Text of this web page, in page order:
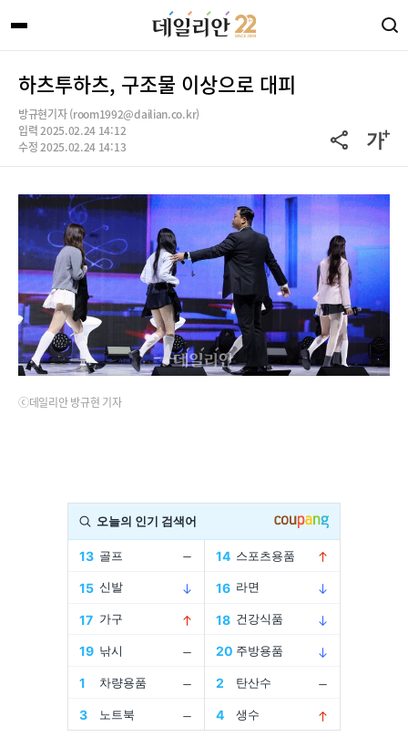
하츠투하츠, 구조물 이상으로 대피
방규현기자 (room1992@dailian.co.kr)
입력 2025.02.24 14:12
수정 2025.02.24 14:13
ⓒ데일리안 방규현 기자